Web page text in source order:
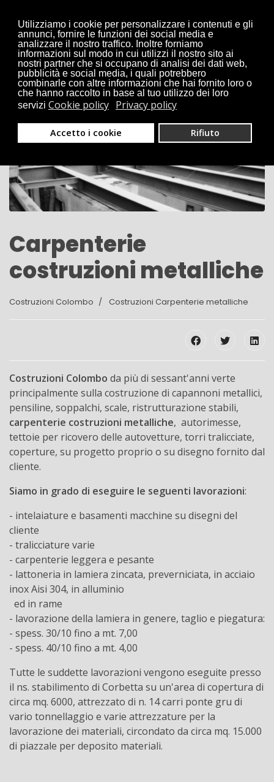
Utilizziamo i cookie per personalizzare i contenuti e gli
annunci, fornire le funzioni dei social media e
analizzare il nostro traffico. Inoltre forniamo
informazioni sul modo in cui utilizzi il nostro sito ai
nostri partner che si occupano di analisi dei dati web,
pubblicità e social media, i quali potrebbero
combinarle con altre informazioni che hai fornito loro o
che hanno raccolto in base al tuo utilizzo dei loro
servizi Cookie policy Privacy policy
Accetto i cookie Rifiuto
02 9790384
info@costruzionicolombo.com
Carpenterie
costruzioni metalliche
Costruzioni Colombo Costruzioni Carpenterie metalliche
Costruzioni Colombo da più di sessant'anni verte
principalmente sulla costruzione di capannoni metallici,
pensiline, soppalchi, scale, ristrutturazione stabili,
carpenterie costruzioni metalliche, autorimesse,
tettoie per ricovero delle autovetture, torri tralicciate,
coperture, su progetto proprio o su disegno fornito dal
cliente.
Siamo in grado di eseguire le seguenti lavorazioni:
- intelaiature e basamenti macchine su disegni del
cliente
- tralicciature varie
- carpenterie leggera e pesante
- lattoneria in lamiera zincata, preverniciata, in acciaio
inox Aisi 304, in alluminio
ed in rame
- lavorazione della lamiera in genere, taglio e piegatura:
- spess. 30/10 fino a mt. 7,00
- spess. 40/10 fino a mt. 4,00
Tutte le suddette lavorazioni vengono eseguite presso
il ns. stabilimento di Corbetta su un'area di copertura di
circa mq. 6000, attrezzato di n. 14 carri ponte gru di
vario tonnellaggio e varie attrezzature per la
lavorazione dei materiali, circondato da circa mq. 15.000
di piazzale per deposito materiali.